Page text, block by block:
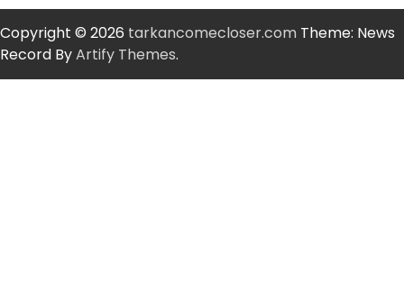
Copyright © 2026 tarkancomecloser.com Theme: News
Record ByArtify Themes.